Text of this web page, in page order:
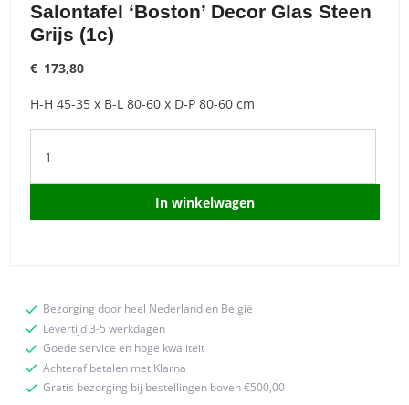
Salontafel ‘Boston’ Decor Glas Steen
Grijs (1c)
€ 173,80
H-H 45-35 x B-L 80-60 x D-P 80-60 cm
'Boston'
In winkelwagen
Bezorging door heel Nederland en België
Levertijd 3-5 werkdagen
Goede service en hoge kwaliteit
Achteraf betalen met Klarna
Gratis bezorging bij bestellingen boven €500,00